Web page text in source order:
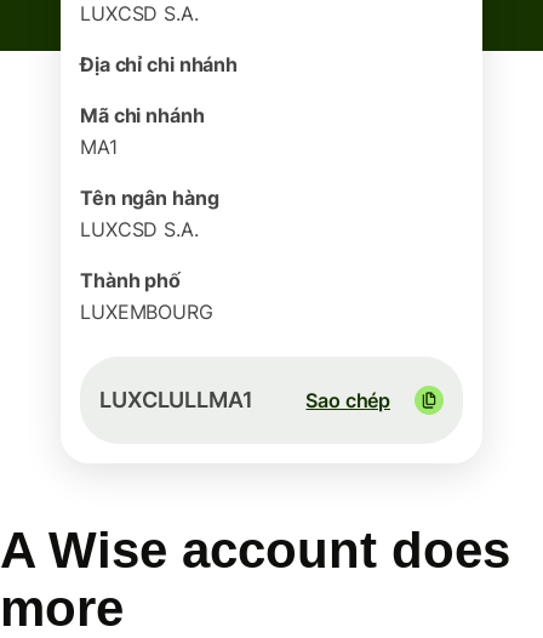
LUXCSD S.A.
Địa chỉ chi nhánh
Mã chi nhánh
MA1
Tên ngân hàng
LUXCSD S.A.
Thành phố
LUXEMBOURG
LUXCLULLMA1 Sao chép
A Wise account does
more